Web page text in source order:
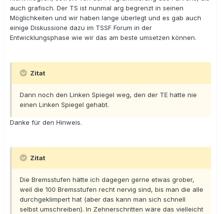
auch grafisch. Der TS ist nunmal arg begrenzt in seinen
Möglichkeiten und wir haben lange überlegt und es gab auch
einige Diskussione dazu im TSSF Forum in der
Entwicklungsphase wie wir das am beste umsetzen können.
Zitat
Dann noch den Linken Spiegel weg, den der TE hatte nie
einen Linken Spiegel gehabt.
Danke für den Hinweis.
Zitat
Die Bremsstufen hätte ich dagegen gerne etwas grober,
weil die 100 Bremsstufen recht nervig sind, bis man die alle
durchgeklimpert hat (aber das kann man sich schnell
selbst umschreiben). In Zehnerschritten wäre das vielleicht